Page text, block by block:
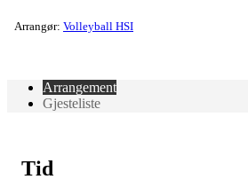
Arrangør: Volleyball HSI
Arrangement
Gjesteliste
Tid